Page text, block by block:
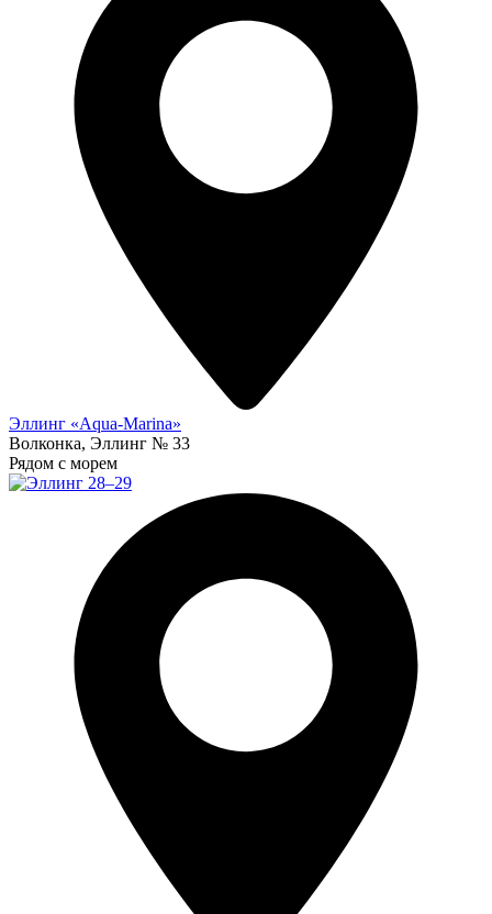
Эллинг «Aqua-Marina»
Волконка, Эллинг № 33
Рядом с морем